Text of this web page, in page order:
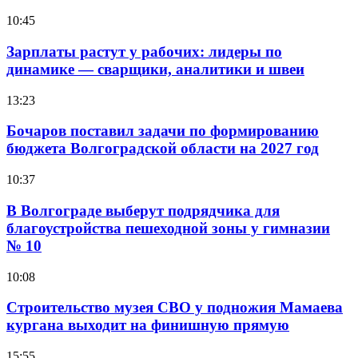
10:45
Зарплаты растут у рабочих: лидеры по
динамике — сварщики, аналитики и швеи
13:23
Бочаров поставил задачи по формированию
бюджета Волгоградской области на 2027 год
10:37
В Волгограде выберут подрядчика для
благоустройства пешеходной зоны у гимназии
№ 10
10:08
Строительство музея СВО у подножия Мамаева
кургана выходит на финишную прямую